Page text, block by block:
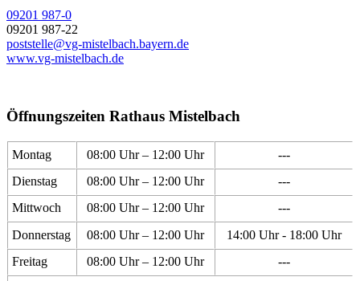
09201 987-0
09201 987-22
poststelle@vg-mistelbach.bayern.de
www.vg-mistelbach.de
Öffnungszeiten Rathaus Mistelbach
Montag 08:00 Uhr – 12:00 Uhr
---
Dienstag
08:00 Uhr – 12:00 Uhr
---
Mittwoch
08:00 Uhr – 12:00 Uhr
---
Donnerstag
08:00 Uhr – 12:00 Uhr
14:00 Uhr - 18:00 Uhr
Freitag
08:00 Uhr – 12:00 Uhr
---